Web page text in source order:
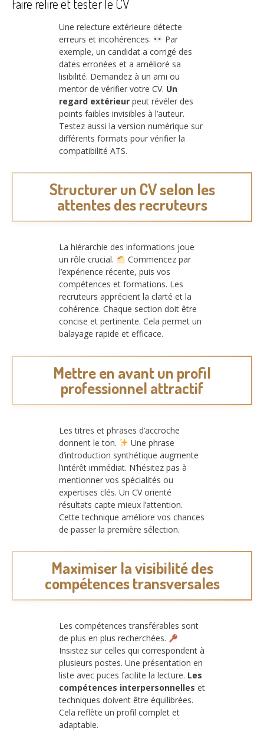
Faire relire et tester le CV
Une relecture extérieure détecte
erreurs et incohérences.
Par
exemple, un candidat a corrigé des
dates erronées et a amélioré sa
lisibilité. Demandez à un ami ou
mentor de vérifier votre CV. Un
regard extérieur peut révéler des
points faibles invisibles à l’auteur.
Testez aussi la version numérique sur
différents formats pour vérifier la
compatibilité ATS.
Structurer un CV selon les
attentes des recruteurs
La hiérarchie des informations joue
un rôle crucial.
Commencez par
l’expérience récente, puis vos
compétences et formations. Les
recruteurs apprécient la clarté et la
cohérence. Chaque section doit être
concise et pertinente. Cela permet un
balayage rapide et efficace.
Mettre en avant un profil
professionnel attractif
Les titres et phrases d’accroche
donnent le ton.
Une phrase
d’introduction synthétique augmente
l’intérêt immédiat. N’hésitez pas à
mentionner vos spécialités ou
expertises clés. Un CV orienté
résultats capte mieux l’attention.
Cette technique améliore vos chances
de passer la première sélection.
Maximiser la visibilité des
compétences transversales
Les compétences transférables sont
de plus en plus recherchées.
Insistez sur celles qui correspondent à
plusieurs postes. Une présentation en
liste avec puces facilite la lecture. Les
compétences interpersonnelles et
techniques doivent être équilibrées.
Cela reflète un profil complet et
adaptable.